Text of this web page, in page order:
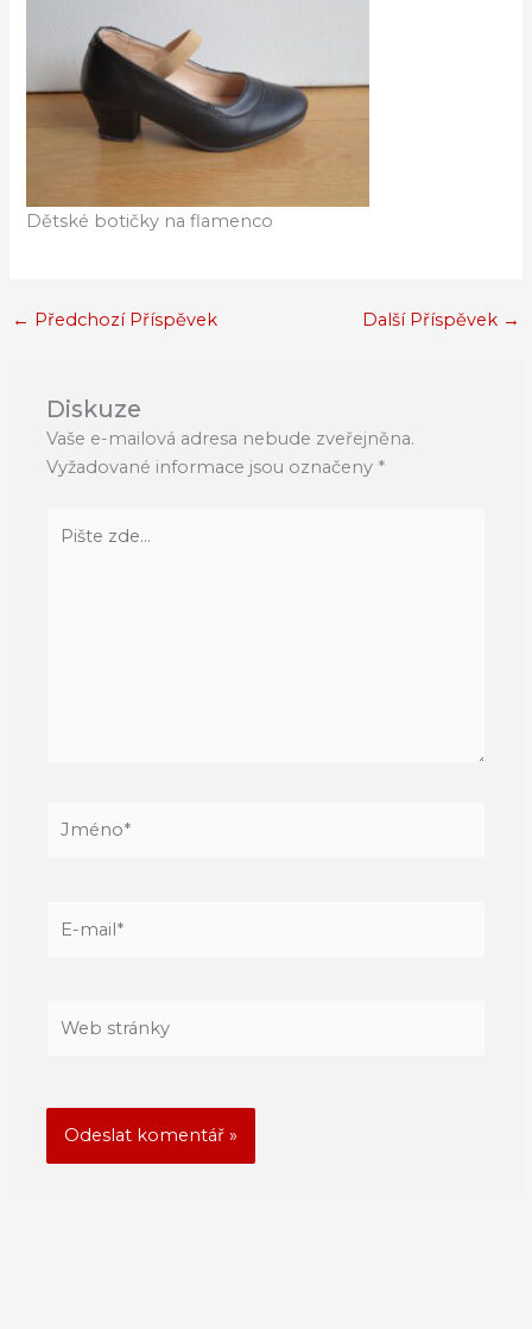
Dětské botičky na flamenco
← Předchozí Příspěvek Další Příspěvek →
Diskuze
Vaše e-mailová adresa nebude zveřejněna.
Vyžadované informace jsou označeny *
zde…
mail*
stránky